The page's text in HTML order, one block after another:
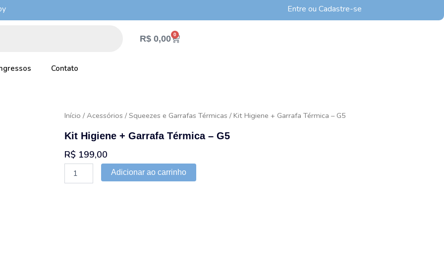
Entre ou Cadastre-se
R$0,00 0
Cart
Contato
Início / Acessórios / Squeezes e Garrafas Térmicas / Kit Higiene + Garrafa Térmica – G5
Kit Higiene + Garrafa Térmica – G5
R$ 199,00
Higiene
Adicionar ao carrinho